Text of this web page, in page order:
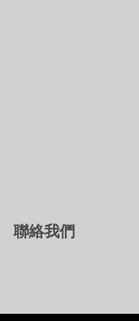
聯絡我們